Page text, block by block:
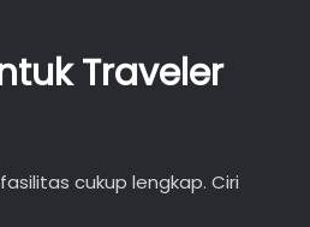
Traveler
cukup lengkap. Ciri